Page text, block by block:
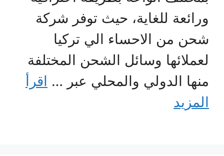
ورائعة للغاية، حيث توفر شركة
شحن من الاحساء الي تركيا
لعملائها وسائل الشحن المختلفة
منها الدولي والمحلي عبر … اقرأ
المزيد